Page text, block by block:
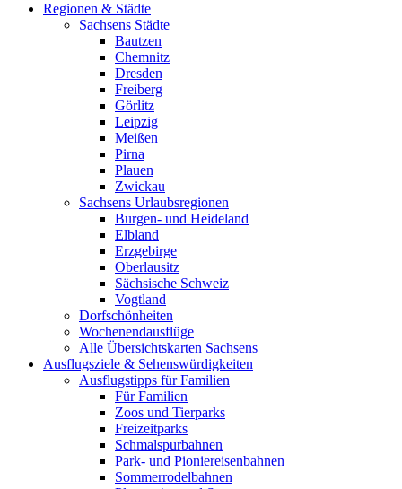
Regionen & Städte
Sachsens Städte
Bautzen
Chemnitz
Dresden
Freiberg
Görlitz
Leipzig
Meißen
Pirna
Plauen
Zwickau
Sachsens Urlaubsregionen
Burgen- und Heideland
Elbland
Erzgebirge
Oberlausitz
Sächsische Schweiz
Vogtland
Dorfschönheiten
Wochenendausflüge
Alle Übersichtskarten Sachsens
Ausflugsziele & Sehenswürdigkeiten
Ausflugstipps für Familien
Für Familien
Zoos und Tierparks
Freizeitparks
Schmalspurbahnen
Park- und Pioniereisenbahnen
Sommerrodelbahnen